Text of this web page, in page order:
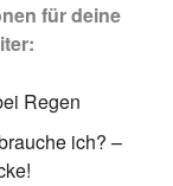
für deine
Regen
ich? –